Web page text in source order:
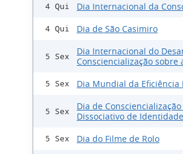
4 Qui Dia Internacional da
4 Qui Dia de São Casimiro
5 Sex
Dia Internacional do
Consciencialização sobre
5 Sex Dia Mundial da Eficiência
5 Sex
Dia de
Dissociativo de Identidade
5 Sex Dia do Filme de Rolo